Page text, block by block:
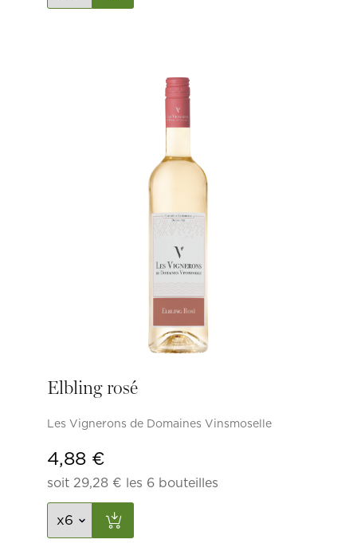
Elbling rosé
Les Vignerons de Domaines Vinsmoselle
4,88 €
soit 29,28 € les 6 bouteilles